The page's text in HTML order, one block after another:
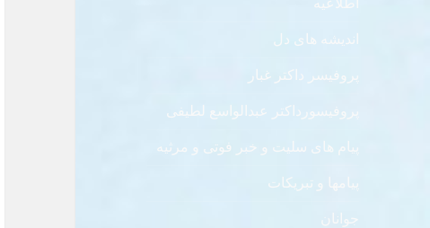
اطلاعیه
اندیشه های دل
پروفیسر داکتر غبار
پروفیسورداکتر عبدالواسع لطیفی
پیام های سلیت و خبر فوتی و مرثیه
پیامها و تبریکات
جوانان